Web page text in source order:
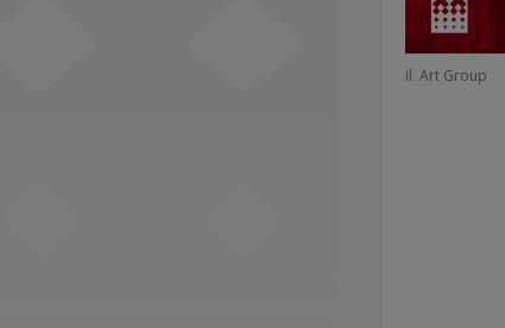
il. Art Group